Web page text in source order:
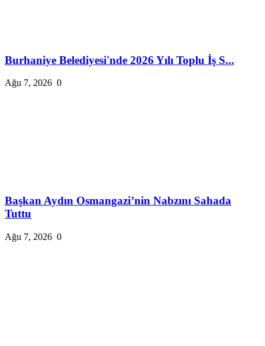
Burhaniye Belediyesi'nde 2026 Yılı Toplu İş S...
Ağu 7, 2026 0
Başkan Aydın Osmangazi’nin Nabzını Sahada
Tuttu
Ağu 7, 2026 0